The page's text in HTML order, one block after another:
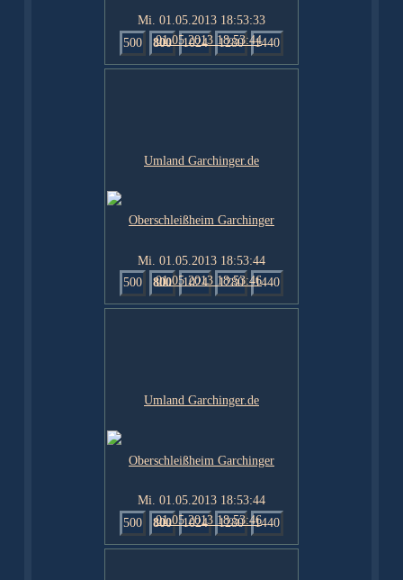
Mi. 01.05.2013 18:53:33
500
800 1024 1280 1440
Mi. 01.05.2013 18:53:44
500
800 1024 1280 1440
Mi. 01.05.2013 18:53:44
500
800 1024 1280 1440